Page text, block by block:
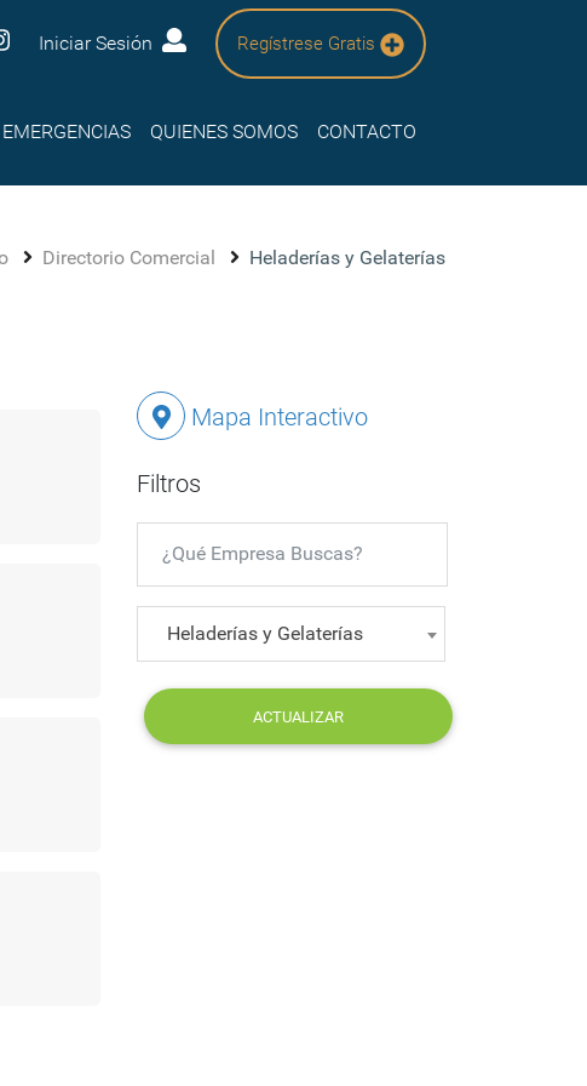
Iniciar Sesión Regístrese Gratis
QUIENES SOMOS CONTACTO
Directorio Comercial Heladerías y Gelaterías
Mapa Interactivo
Filtros
Heladerías y Gelaterías
ACTUALIZAR